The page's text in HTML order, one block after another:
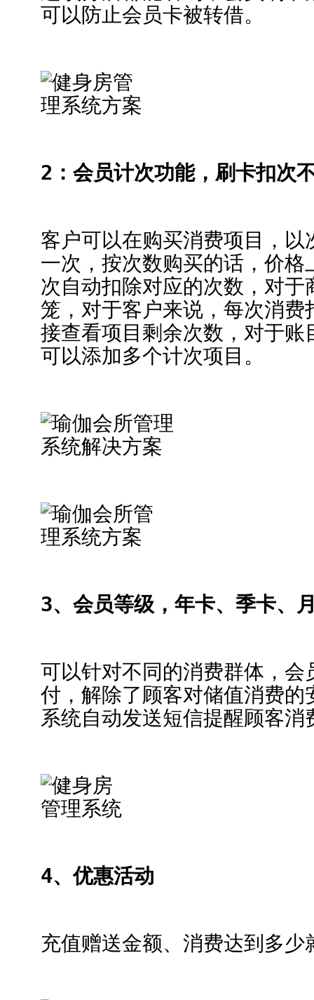
可以防止会员卡被转借。
2：会员计次功能，刷卡扣次
客户可以在购买消费项目，
一次，按次数购买的话，价
次自动扣除对应的次数，对
笼，对于客户来说，每次消
接查看项目剩余次数，对于
可以添加多个计次项目。
3、会员等级，年卡、季卡、
可以针对不同的消费群体，
付，解除了顾客对储值消费
系统自动发送短信提醒顾客
4、优惠活动
充值赠送金额、消费达到多少